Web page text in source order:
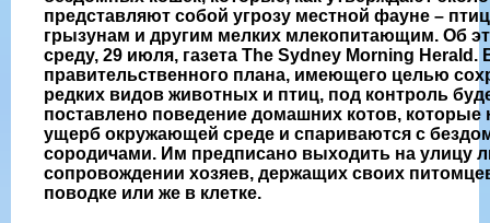
представляют собой угрозу местной фауне –
грызунам и другим мелких млекопитающим. Об
среду, 29 июля, газета The Sydney Morning Herald.
правительственного плана, имеющего целью
редких видов животных и птиц, под контроль
поставлено поведение домашних котов, которые
ущерб окружающей среде и спариваются с
сородичами. Им предписано выходить на улицу
сопровождении хозяев, держащих своих
поводке или же в клетке.